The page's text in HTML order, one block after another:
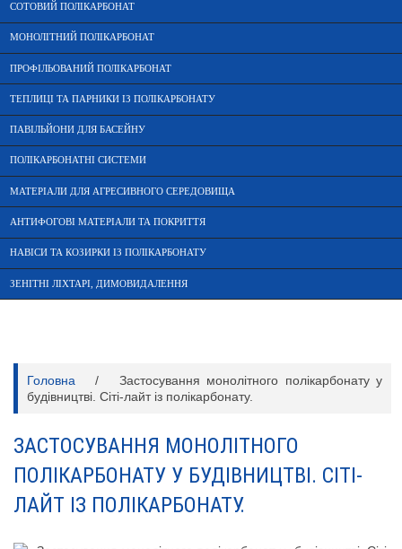
СОТОВИЙ ПОЛІКАРБОНАТ
МОНОЛІТНИЙ ПОЛІКАРБОНАТ
ПРОФІЛЬОВАНИЙ ПОЛІКАРБОНАТ
ТЕПЛИЦІ ТА ПАРНИКИ ІЗ ПОЛІКАРБОНАТУ
ПАВІЛЬЙОНИ ДЛЯ БАСЕЙНУ
ПОЛІКАРБОНАТНІ СИСТЕМИ
МАТЕРІАЛИ ДЛЯ АГРЕСИВНОГО СЕРЕДОВИЩА
АНТИФОГОВІ МАТЕРІАЛИ ТА ПОКРИТТЯ
НАВІСИ ТА КОЗИРКИ ІЗ ПОЛІКАРБОНАТУ
ЗЕНІТНІ ЛІХТАРІ, ДИМОВИДАЛЕННЯ
Головна /
Застосування монолітного полікарбонату у
будівництві. Сіті-лайт із полікарбонату.
ЗАСТОСУВАННЯ МОНОЛІТНОГО
ПОЛІКАРБОНАТУ У БУДІВНИЦТВІ. СІТІ-
ЛАЙТ ІЗ ПОЛІКАРБОНАТУ.